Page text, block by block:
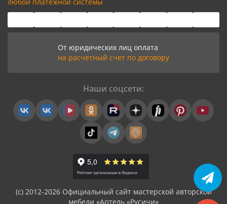
От юридических лиц оплата
на расчетный счет по договору
(с) 2012-2026 Официальный сайт мастерской авторской
мебели «Артель «Русичи»
Наши соцсети: